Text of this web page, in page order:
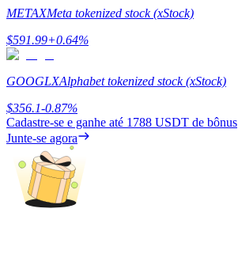
Bloqueios de BTR
METAXMeta tokenized stock (xStock)
$591.99+0.64%
GOOGLXAlphabet tokenized stock (xStock)
$356.1-0.87%
Cadastre-se e ganhe até 1788 USDT de bônus
Junte-se agora